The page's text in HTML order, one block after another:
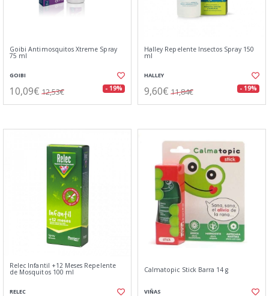
Goibi Antimosquitos Xtreme Spray
75 ml
GOIBI
10,09€ 12,53€ - 19%
Halley Repelente Insectos Spray 150
ml
HALLEY
9,60€ 11,84€ - 19%
Relec Infantil +12 Meses Repelente
de Mosquitos 100 ml
RELEC
Calmatopic Stick Barra 14 g
VIÑAS